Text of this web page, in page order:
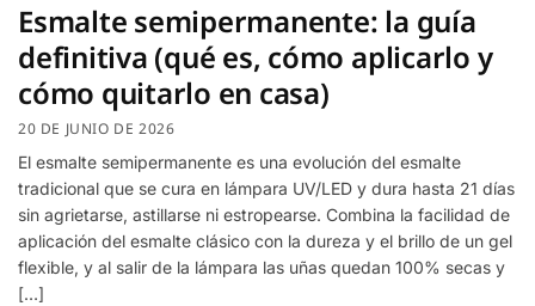
Esmalte semipermanente: la guía
definitiva (qué es, cómo aplicarlo y
cómo quitarlo en casa)
20 DE JUNIO DE 2026
El esmalte semipermanente es una evolución del esmalte
tradicional que se cura en lámpara UV/LED y dura hasta 21 días
sin agrietarse, astillarse ni estropearse. Combina la facilidad de
aplicación del esmalte clásico con la dureza y el brillo de un gel
flexible, y al salir de la lámpara las uñas quedan 100% secas y
[…]